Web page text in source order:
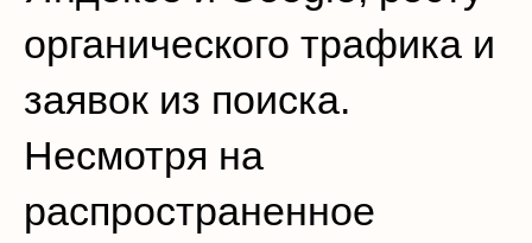
органического трафика и
заявок из поиска.
Несмотря на
распространенное